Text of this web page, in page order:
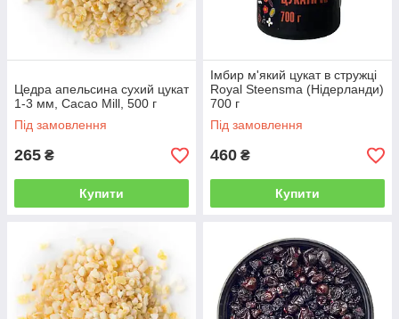
Цедра апельсина сухий цукат
1-3 мм, Cacao Mill, 500 г
Під замовлення
265 ₴
Купити
Імбир м'який цукат в стружці
Royal Steensma (Нідерланди)
700 г
Під замовлення
460 ₴
Купити